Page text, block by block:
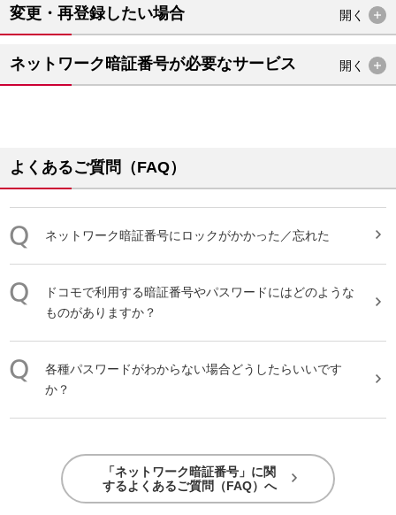
変更・再登録したい場合 開く
ネットワーク暗証番号が必要なサービス 開く
よくあるご質問（FAQ）
ネットワーク暗証番号にロックがかかった／忘れた
ドコモで利用する暗証番号やパスワードにはどのような
ものがありますか？
各種パスワードがわからない場合どうしたらいいです
か？
「ネットワーク暗証番号」に関
するよくあるご質問（FAQ）へ